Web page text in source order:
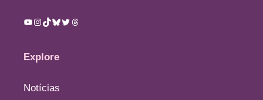
Youtube
Instagram
TikTok
Bluesky
TwitterThreads
Explore
Notícias